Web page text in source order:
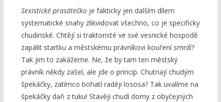
Sexistické prasátečkoje fakticky jen dalším dílem
systematické snahy zlikvidovat všechno, co je specificky
chudinské. Chtějí si traktoristé ve své vesnické hospodě
zapálit startku a městskému právníkovi kouření smrdí?
Tak jim to zakážeme. Ne, že by tam ten městský
právník někdy zašel, ale jde o princip. Chutnají chudým
špekáčky, zatímco bohatí raději lososa? Tak uvalíme na
špekáčky daň z tuku! Stavějí chudí domy z obyčejných